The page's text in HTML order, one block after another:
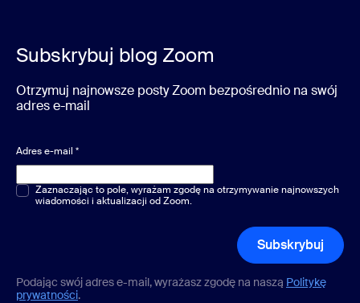
Subskrybuj blog Zoom
Otrzymuj najnowsze posty Zoom bezpośrednio na swój
adres e-mail
Adres e-mail *
Pytania jednokrotnego lub wielokrotnego wyboru*
Zaznaczając to pole, wyrażam zgodę na otrzymywanie najnowszych
wiadomości i aktualizacji od Zoom.
Subskrybuj
Podając swój adres e-mail, wyrażasz zgodę na naszą Politykę
prywatności.